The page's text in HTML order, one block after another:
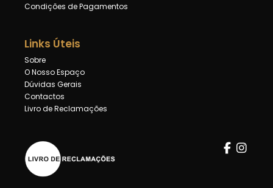
Condições de Pagamentos
Links Úteis
Sobre
O Nosso Espaço
Dúvidas Gerais
Contactos
Livro de Reclamações